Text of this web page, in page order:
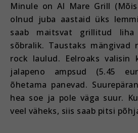
Minule on Al Mare Grill (Mõisa tn 4, Talinnas)
olnud juba aastaid üks
saab maitsvat grillitud
sõbralik. Taustaks mängivad
rock laulud. Eelroaks valisin
jalapeno ampsud (5.45
õhetama panevad.
hea soe ja pole väga suur.
veel väheks, siis saab pitsi